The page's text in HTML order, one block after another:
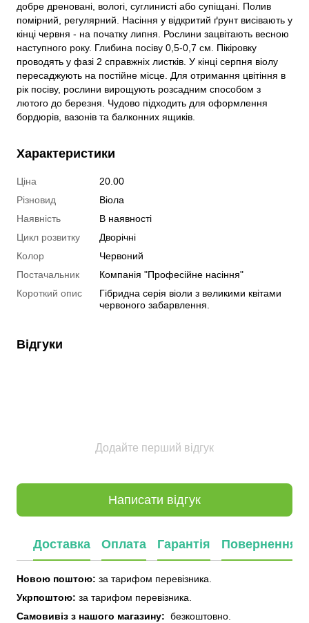
добре дреновані, вологі, суглинисті або супіщані. Полив
помірний, регулярний. Насіння у відкритий ґрунт висівають у
кінці червня - на початку липня. Рослини зацвітають весною
наступного року. Глибина посіву 0,5-0,7 см. Пікіровку
проводять у фазі 2 справжніх листків. У кінці серпня віолу
пересаджують на постійне місце. Для отримання цвітіння в
рік посіву, рослини вирощують розсадним способом з
лютого до березня. Чудово підходить для оформлення
бордюрів, вазонів та балконних ящиків.
Характеристики
Ціна
20.00
Різновид
Віола
Наявність
В наявності
Цикл розвитку
Дворічні
Колор
Червоний
Постачальник
Компанія "Професійне насіння"
Короткий опис
Гібридна серія віоли з великими квітами
червоного забарвлення.
Відгуки
Додайте перший відгук
Написати відгук
Доставка Оплата Гарантія Повернення
Новою поштою: за тарифом перевізника.
Укрпоштою: за тарифом перевізника.
Самовивіз з нашого магазину: безкоштовно.